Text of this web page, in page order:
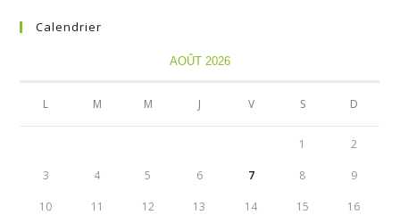
Calendrier
AOÛT 2026
L M M J V S D
1 2
3 4 5 6 7 8 9
10 11 12 13 14 15 16